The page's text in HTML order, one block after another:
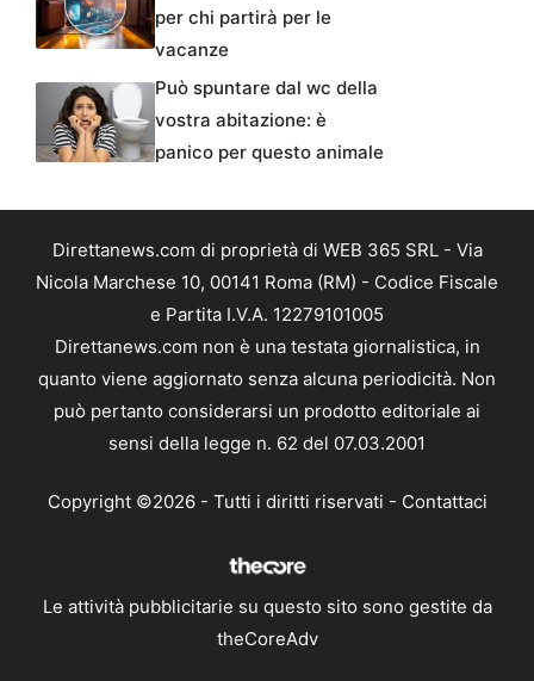
per chi partirà per le
vacanze
Può spuntare dal wc della
vostra abitazione: è
panico per questo animale
Direttanews.com di proprietà di WEB 365 SRL - Via
Nicola Marchese 10, 00141 Roma (RM) - Codice Fiscale
e Partita I.V.A. 12279101005
Direttanews.com non è una testata giornalistica, in
quanto viene aggiornato senza alcuna periodicità. Non
può pertanto considerarsi un prodotto editoriale ai
sensi della legge n. 62 del 07.03.2001
Copyright ©2026 - Tutti i diritti riservati - Contattaci
Le attività pubblicitarie su questo sito sono gestite da
theCoreAdv